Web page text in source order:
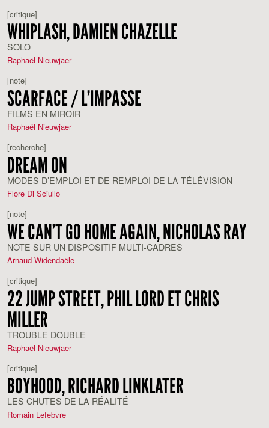
[critique]
WHIPLASH, DAMIEN CHAZELLE
SOLO
Raphaël Nieuwjaer
[note]
SCARFACE / L’IMPASSE
FILMS EN MIROIR
Raphaël Nieuwjaer
[recherche]
DREAM ON
MODES D’EMPLOI ET DE REMPLOI DE LA TÉLÉVISION
Flore Di Sciullo
[note]
WE CAN’T GO HOME AGAIN, NICHOLAS RAY
NOTE SUR UN DISPOSITIF MULTI-CADRES
Arnaud Widendaële
[critique]
22 JUMP STREET, PHIL LORD ET CHRIS
MILLER
TROUBLE DOUBLE
Raphaël Nieuwjaer
[critique]
BOYHOOD, RICHARD LINKLATER
LES CHUTES DE LA RÉALITÉ
Romain Lefebvre